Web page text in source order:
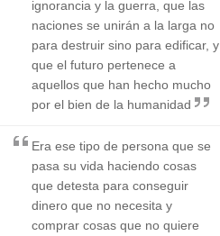
ignorancia y la guerra, que las
naciones se unirán a la larga no
para destruir sino para edificar, y
que el futuro pertenece a
aquellos que han hecho mucho
por el bien de la humanidad
Era ese tipo de persona que se
pasa su vida haciendo cosas
que detesta para conseguir
dinero que no necesita y
comprar cosas que no quiere